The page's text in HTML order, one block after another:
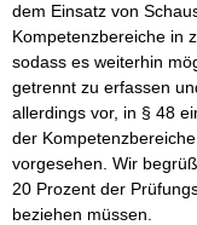
dem Einsatz von
Kompetenzbereiche in
sodass es weiterhin
getrennt zu erfassen
allerdings vor, in § 48
der
vorgesehen. Wir
20 Prozent der
beziehen müssen.